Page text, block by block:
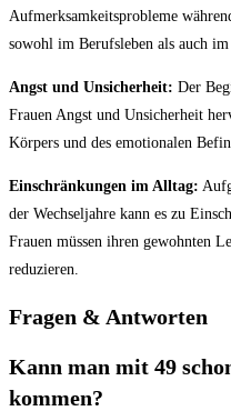
Aufmerksamkeitsprobleme
sowohl im Berufsleben als auch
Angst und Unsicherheit: Der
Frauen⁤ Angst und Unsicherheit
‍Körpers und des emotionalen
Einschränkungen im Alltag:
der Wechseljahre kann es zu
Frauen müssen ihren gewohnten
reduzieren.
Fragen & Antworten
Kann ‍man mit 49
kommen?